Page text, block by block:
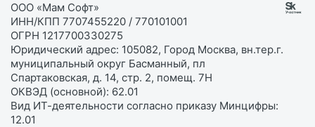
ООО «Мам Софт»
ИНН/КПП 7707455220 / 770101001
ОГРН 1217700330275
Юридический адрес: 105082, Город Москва, вн.тер.г.
муниципальный округ Басманный, пл
Спартаковская, д. 14, стр. 2, помещ. 7Н
ОКВЭД (основной): 62.01
Вид ИТ-деятельности согласно приказу Минцифры:
12.01